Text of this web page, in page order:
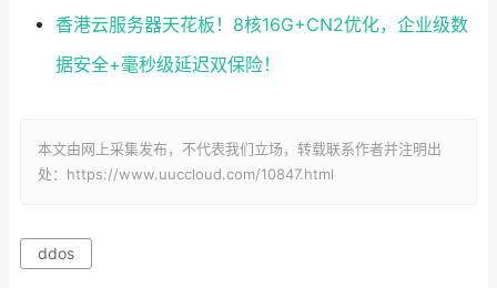
香港云服务器天花板！8核16G+CN2优化，企业级数
据安全+毫秒级延迟双保险！
本文由网上采集发布，不代表我们立场，转载联系作者并注明出
处：https://www.uuccloud.com/10847.html
ddos